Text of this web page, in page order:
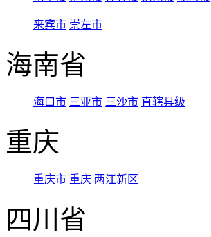
来宾市 崇左市
海南省
海口市 三亚市 三沙市 直辖县级
重庆
重庆市 重庆 两江新区
四川省